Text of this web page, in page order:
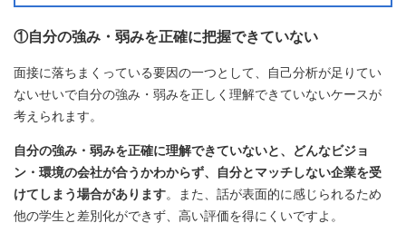
①自分の強み・弱みを正確に把握できていない
面接に落ちまくっている要因の一つとして、自己分析が足りてい
ないせいで自分の強み・弱みを正しく理解できていないケースが
考えられます。
自分の強み・弱みを正確に理解できていないと、どんなビジョ
ン・環境の会社が合うかわからず、自分とマッチしない企業を受
けてしまう場合があります。また、話が表面的に感じられるため
他の学生と差別化ができず、高い評価を得にくいですよ。